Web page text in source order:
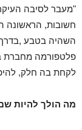
"מעבר לסיבה
חשובות, הראשונה
השהיה בטבע ,בדרך
פלטפורמה מחברת
לקחת בה חלק,
מה הולך להיות